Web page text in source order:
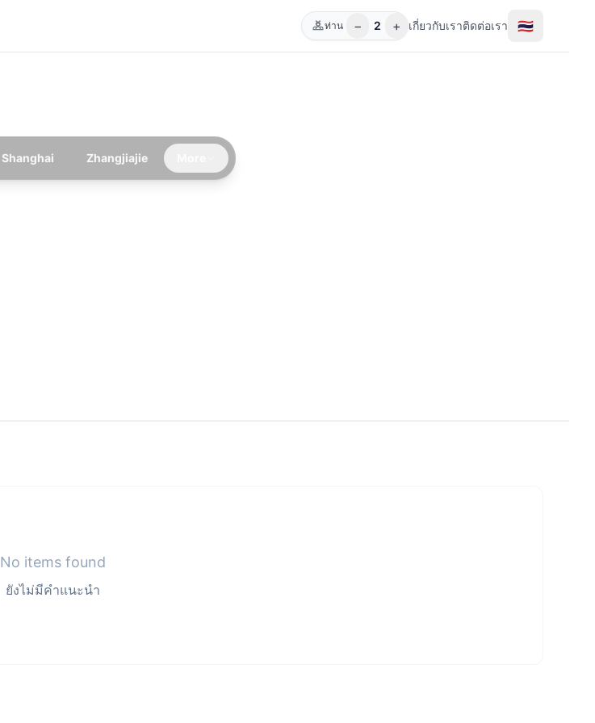
ท่าน − 2 + เกี่ยวกับเราติดต่อเรา 🇹🇭
Shanghai Zhangjiajie
No items found
ยังไม่มีคำแนะนำ